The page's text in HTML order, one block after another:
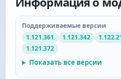
Поддерживаемые версии
1.121.361
1.121.342
1.121.372
Показать все версии